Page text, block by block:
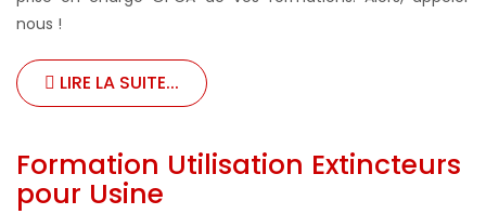
nous !
LIRE LA SUITE...
Formation Utilisation Extincteurs
pour Usine